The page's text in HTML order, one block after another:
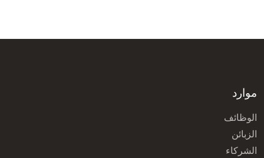
موارد
الوظائف
الزبائن
الشركاء